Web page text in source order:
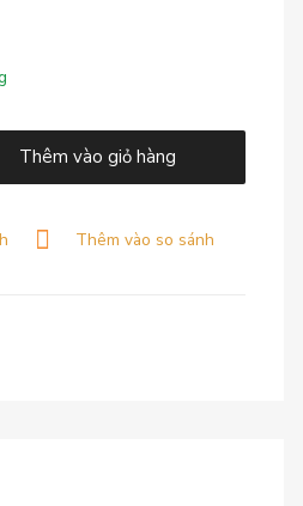
Thêm vào giỏ hàng
Thêm vào so sánh